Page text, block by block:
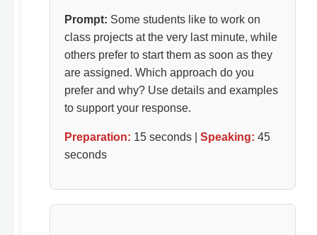
Prompt: Some students like to work on
class projects at the very last minute, while
others prefer to start them as soon as they
are assigned. Which approach do you
prefer and why? Use details and examples
to support your response.
Preparation: 15 seconds | Speaking: 45
seconds